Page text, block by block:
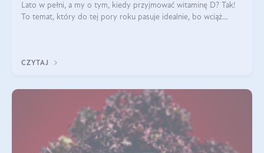
Lato w pełni, a my o tym, kiedy przyjmować witaminę D? Tak!
To temat, który do tej pory roku pasuje idealnie, bo wciąż
CZYTAJ